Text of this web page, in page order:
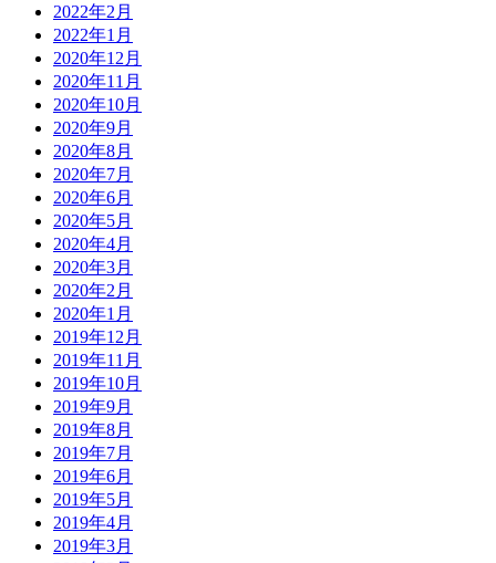
2022年2月
2022年1月
2020年12月
2020年11月
2020年10月
2020年9月
2020年8月
2020年7月
2020年6月
2020年5月
2020年4月
2020年3月
2020年2月
2020年1月
2019年12月
2019年11月
2019年10月
2019年9月
2019年8月
2019年7月
2019年6月
2019年5月
2019年4月
2019年3月